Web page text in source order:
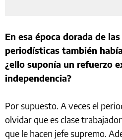
En esa época dorada de
periodísticas también
¿ello suponía un refuerzo
independencia?
Por supuesto. A veces el
olvidar que es clase
que le hacen jefe supremo.